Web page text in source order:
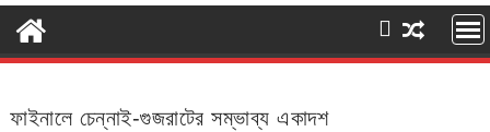
ফাইনালে চেন্নাই-গুজরাটের সম্ভাব্য একাদশ